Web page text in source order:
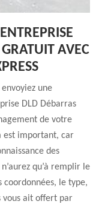
AVEC
envoyiez une
DLD Débarras
de votre
est important, car
des
qu’à remplir le
coordonnées, le type,
vous ait offert par